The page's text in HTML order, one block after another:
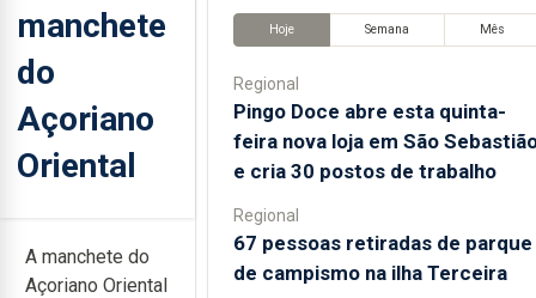
manchete
do
Açoriano
Oriental
A manchete do
Açoriano Oriental
Hoje Semana Mês
Regional
Pingo Doce abre esta quinta-
feira nova loja em São
e cria 30 postos de trabalho
Regional
67 pessoas retiradas de parque
de campismo na ilha Terceira